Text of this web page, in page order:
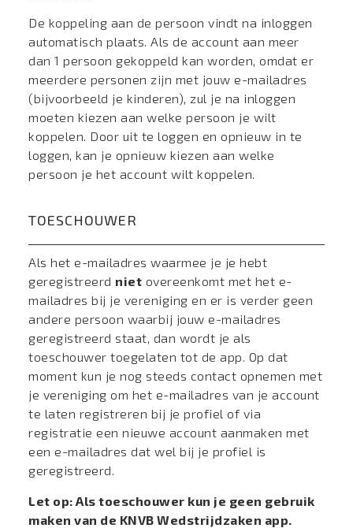
De koppeling aan de persoon vindt na inloggen
automatisch plaats. Als de account aan meer
dan 1 persoon gekoppeld kan worden, omdat er
meerdere personen zijn met jouw e-mailadres
(bijvoorbeeld je kinderen), zul je na inloggen
moeten kiezen aan welke persoon je wilt
koppelen. Door uit te loggen en opnieuw in te
loggen, kan je opnieuw kiezen aan welke
persoon je het account wilt koppelen.
TOESCHOUWER
Als het e-mailadres waarmee je je hebt
geregistreerd niet overeenkomt met het e-
mailadres bij je vereniging en er is verder geen
andere persoon waarbij jouw e-mailadres
geregistreerd staat, dan wordt je als
toeschouwer toegelaten tot de app. Op dat
moment kun je nog steeds contact opnemen met
je vereniging om het e-mailadres van je account
te laten registreren bij je profiel of via
registratie een nieuwe account aanmaken met
een e-mailadres dat wel bij je profiel is
geregistreerd.
Let op: Als toeschouwer kun je geen gebruik
maken van de KNVB Wedstrijdzaken app.